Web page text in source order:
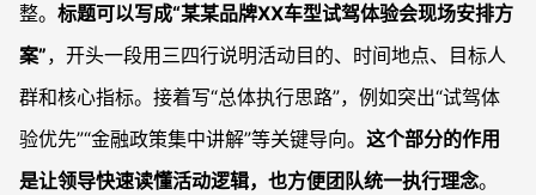
整。 标题可以写成“某某品牌XX车型试驾体验会现场安排方
案”，开头一段用三四行说明活动目的、时间地点、目标人
群和核心指标。接着写“总体执行思路”，例如突出“试驾体
验优先”“金融政策集中讲解”等关键导向。 这个部分的作用
是让领导快速读懂活动逻辑，也方便团队统一执行理念。